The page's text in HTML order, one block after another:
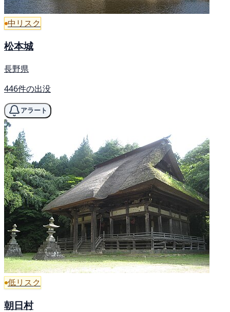
中リスク
松本城
長野県
446件の出没
アラート
低リスク
朝日村